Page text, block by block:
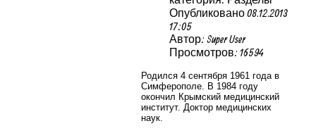
Опубликовано 08.12.2013
17:05
Автор: Super User
Просмотров: 16594
Родился 4 сентября 1961 года в
Симферополе. В 1984 году
окончил Крымский медицинский
институт. Доктор медицинских
наук.